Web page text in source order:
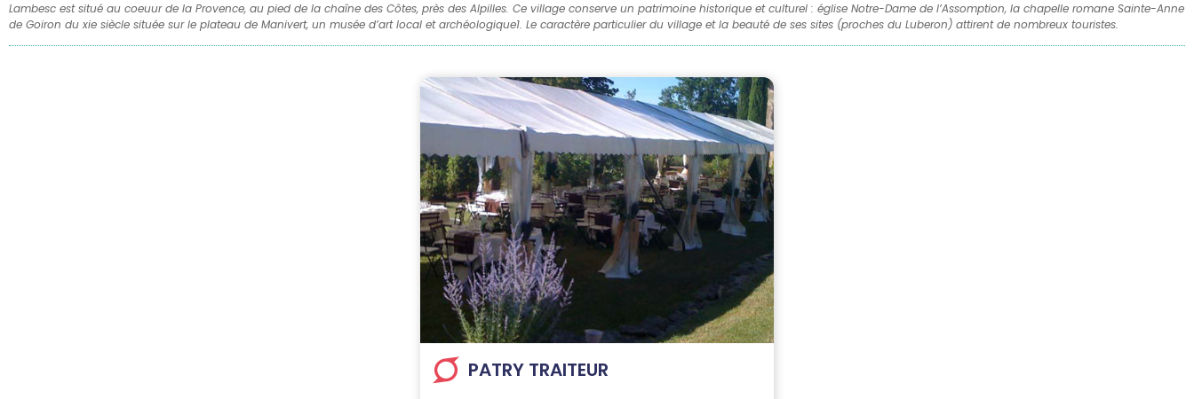
Lambesc est situé au coeuur de la Provence, au pied de la chaîne des Côtes, près des Alpilles. Ce village conserve un patrimoine historique et culturel : église Notre-Dame de l’Assomption, la chapelle romane Sainte-Anne
de Goiron du xie siècle située sur le plateau de Manivert, un musée d’art local et archéologique1. Le caractère particulier du village et la beauté de ses sites (proches du Luberon) attirent de nombreux touristes.
PATRY TRAITEUR